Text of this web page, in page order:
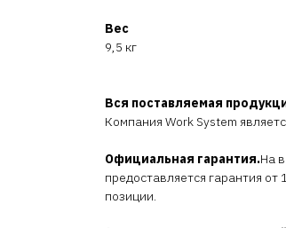
Вес
9,5 кг
Вся поставляемая
Компания Work System
Официальная гарантия.На
предоставляется гарантия
позиции.